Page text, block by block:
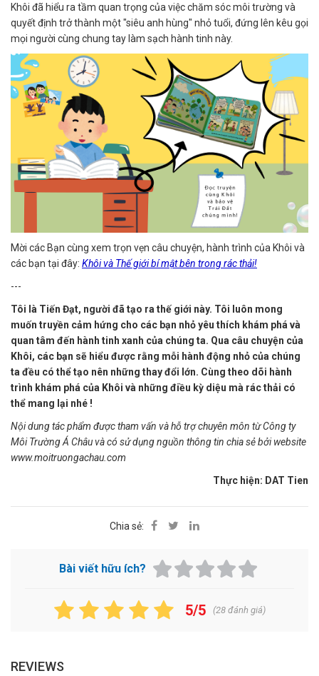
Khôi đã hiểu ra tầm quan trọng của việc chăm sóc môi trường và
quyết định trở thành một "siêu anh hùng" nhỏ tuổi, đứng lên kêu gọi
mọi người cùng chung tay làm sạch hành tinh này.
Mời các Bạn cùng xem trọn vẹn câu chuyện, hành trình của Khôi và
các bạn tại đây: Khôi và Thế giới bí mật bên trong rác thải!
---
Tôi là Tiến Đạt, người đã tạo ra thế giới này. Tôi luôn mong
muốn truyền cảm hứng cho các bạn nhỏ yêu thích khám phá và
quan tâm đến hành tinh xanh của chúng ta. Qua câu chuyện của
Khôi, các bạn sẽ hiểu được rằng mỗi hành động nhỏ của chúng
ta đều có thể tạo nên những thay đổi lớn. Cùng theo dõi hành
trình khám phá của Khôi và những điều kỳ diệu mà rác thải có
thể mang lại nhé !
Nội dung tác phẩm được tham vấn và hỗ trợ chuyên môn từ Công ty
Môi Trường Á Châu và có sử dụng nguồn thông tin chia sẻ bởi website
www.moitruongachau.com
Thực hiện: DAT Tien
Chia sẻ:
Bài viết hữu ích?
5/5 (28 đánh giá)
REVIEWS